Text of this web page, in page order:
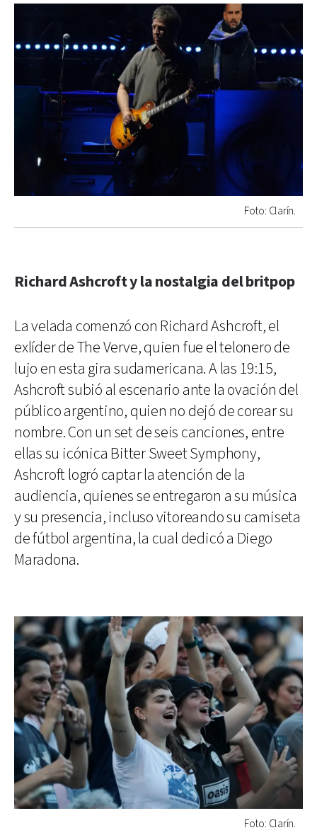
Foto: Clarín.
Richard Ashcroft y la nostalgia del britpop
La velada comenzó con Richard Ashcroft, el
exlíder de The Verve, quien fue el telonero de
lujo en esta gira sudamericana. A las 19:15,
Ashcroft subió al escenario ante la ovación del
público argentino, quien no dejó de corear su
nombre. Con un set de seis canciones, entre
ellas su icónica Bitter Sweet Symphony,
Ashcroft logró captar la atención de la
audiencia, quienes se entregaron a su música
y su presencia, incluso vitoreando su camiseta
de fútbol argentina, la cual dedicó a Diego
Maradona.
Foto: Clarín.